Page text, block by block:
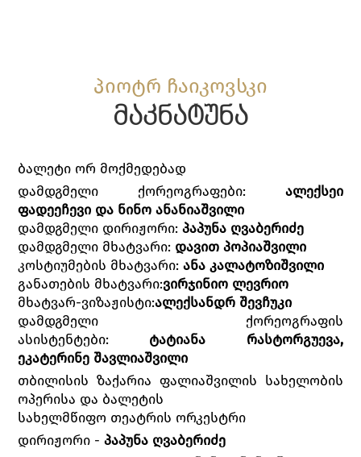
პიოტრ ჩაიკოვსკი
მაკნატუნა
ბალეტი ორ მოქმედებად
დამდგმელი ქორეოგრაფები: ალექსეი
ფადეეჩევი და ნინო ანანიაშვილი
დამდგმელი დირიჟორი:პაპუნა ღვაბერიძე
დამდგმელი მხატვარი: დავით პოპიაშვილი
კოსტიუმების მხატვარი:ანა კალატოზიშვილი
განათების მხატვარი:ვირჯინიო ლევრიო
მხატვარ-ვიზაჟისტი:ალექსანდრ შევჩუკი
დამდგმელი ქორეოგრაფის
ასისტენტები: ტატიანა რასტორგუევა,
ეკატერინე შავლიაშვილი
თბილისის ზაქარია ფალიაშვილის სახელობის
ოპერისა და ბალეტის
სახელმწიფო თეატრის ორკესტრი
დირიჟორი -პაპუნა ღვაბერიძე